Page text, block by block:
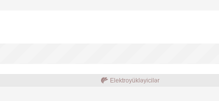
Elektroyükləyicilər